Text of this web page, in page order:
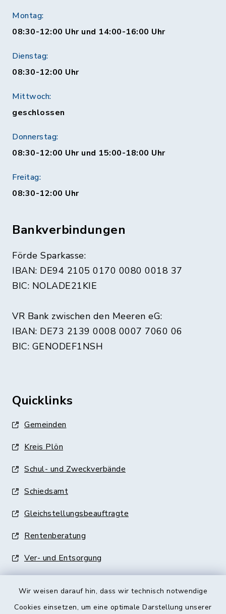
Wir weisen darauf hin, dass wir technisch notwendige
Cookies einsetzen, um eine optimale Darstellung unserer
Montag:
08:30-12:00 Uhr und 14:00-16:00 Uhr
Dienstag:
08:30-12:00 Uhr
Mittwoch:
geschlossen
Donnerstag:
08:30-12:00 Uhr und 15:00-18:00 Uhr
Freitag:
08:30-12:00 Uhr
Bankverbindungen
Förde Sparkasse:
IBAN: DE94 2105 0170 0080 0018 37
BIC: NOLADE21KIE
VR Bank zwischen den Meeren eG:
IBAN: DE73 2139 0008 0007 7060 06
BIC: GENODEF1NSH
Quicklinks
Gemeinden
Kreis Plön
Schul- und Zweckverbände
Schiedsamt
Gleichstellungsbeauftragte
Rentenberatung
Ver- und Entsorgung